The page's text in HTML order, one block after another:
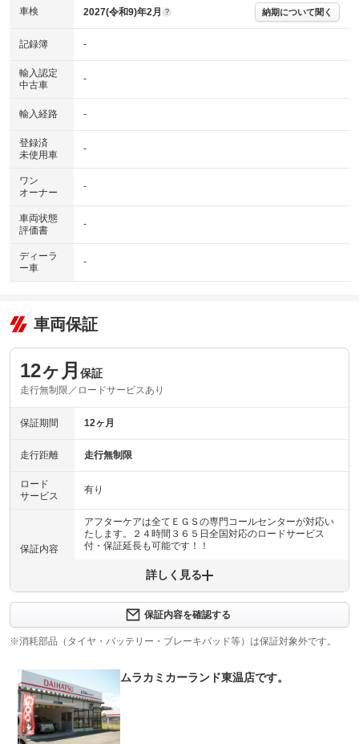
車検 2027(令和9)年2月 ? 納期について聞く
記録簿 -
輸入認定
中古車
-
輸入経路 -
登録済
未使用車
-
ワン
オーナー
-
車両状態
評価書
-
ディーラ
ー車
-
車両保証
12ヶ月 保証
走行無制限／ロードサービスあり
保証期間 12ヶ月
走行距離 走行無制限
ロード
サービス
有り
保証内容
アフターケアは全てＥＧＳの専門コールセンターが対応い
たします。２４時間３６５日全国対応のロードサービス
付・保証延長も可能です！！
保証内容について問い合わせる
計52項目
エンジンやミッションなどの走行基本部位を含む５２部位
の安心プランです！
上限金額
車両本体価格
基本は車両本体価格となりますが、税込み５０万円以下の
車両は一律税込み５０万円まで修理可能！
免責金 無し
詳しく見る
保証内容を確認する
※消耗部品（タイヤ・バッテリー・ブレーキパッド等）は保証対象外です。
ムラカミカーランド東温店です。